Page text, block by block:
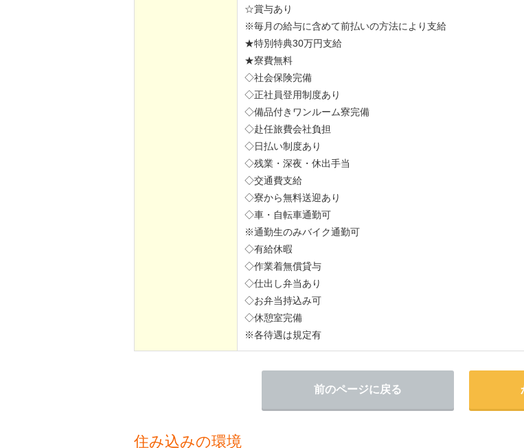
☆賞与あり
※毎月の給与に含めて前払いの方法により支給
★特別特典30万円支給
★寮費無料
◇社会保険完備
◇正社員登用制度あり
◇備品付きワンルーム寮完備
◇赴任旅費会社負担
◇日払い制度あり
◇残業・深夜・休出手当
◇交通費支給
◇寮から無料送迎あり
◇車・自転車通勤可
※通勤生のみバイク通勤可
◇有給休暇
◇作業着無償貸与
◇仕出し弁当あり
◇お弁当持込み可
◇休憩室完備
※各待遇は規定有
前のページに戻る
住み込みの環境